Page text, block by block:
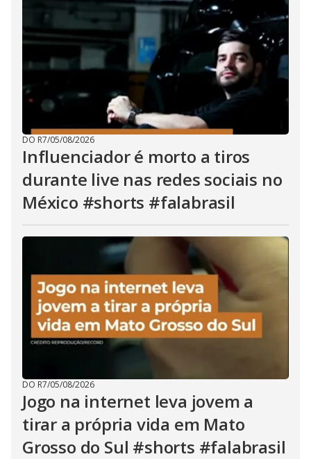
DO R7/05/08/2026
Influenciador é morto a tiros
durante live nas redes sociais no
México #shorts #falabrasil
DO R7/05/08/2026
Jogo na internet leva jovem a
tirar a própria vida em Mato
Grosso do Sul #shorts #falabrasil